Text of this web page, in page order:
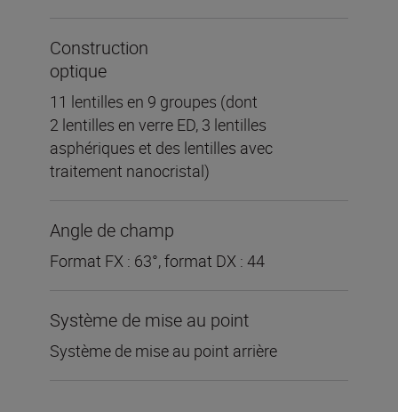
Construction
optique
11 lentilles en 9 groupes (dont
2 lentilles en verre ED, 3 lentilles
asphériques et des lentilles avec
traitement nanocristal)
Angle de champ
Format FX : 63°, format DX : 44
Système de mise au point
Système de mise au point arrière